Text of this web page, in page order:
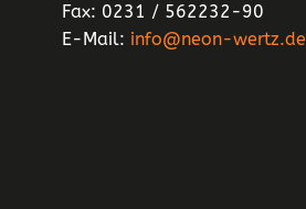
Fax: 0231 / 562232-90
E-Mail: info@neon-wertz.de